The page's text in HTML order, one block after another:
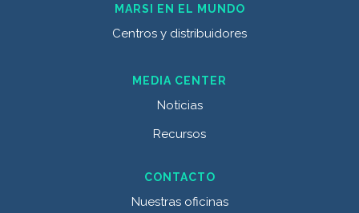
MARSI EN EL MUNDO
Centros y distribuidores
MEDIA CENTER
Noticias
Recursos
CONTACTO
Nuestras oficinas